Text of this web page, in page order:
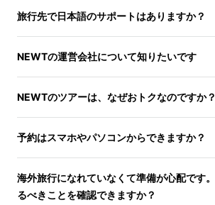
旅行先で日本語のサポートはありますか？
NEWTの運営会社について知りたいです
NEWTのツアーは、なぜおトクなのですか？
予約はスマホやパソコンからできますか？
海外旅行になれていなくて準備が心配です
るべきことを確認できますか？